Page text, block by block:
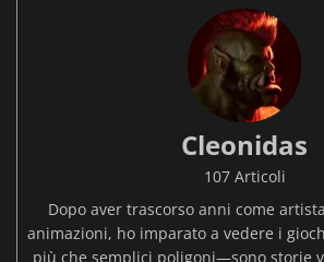
Cleonidas
107 Articoli
Dopo aver trascorso anni come
animazioni, ho imparato a vedere i
più che semplici poligoni—sono storie